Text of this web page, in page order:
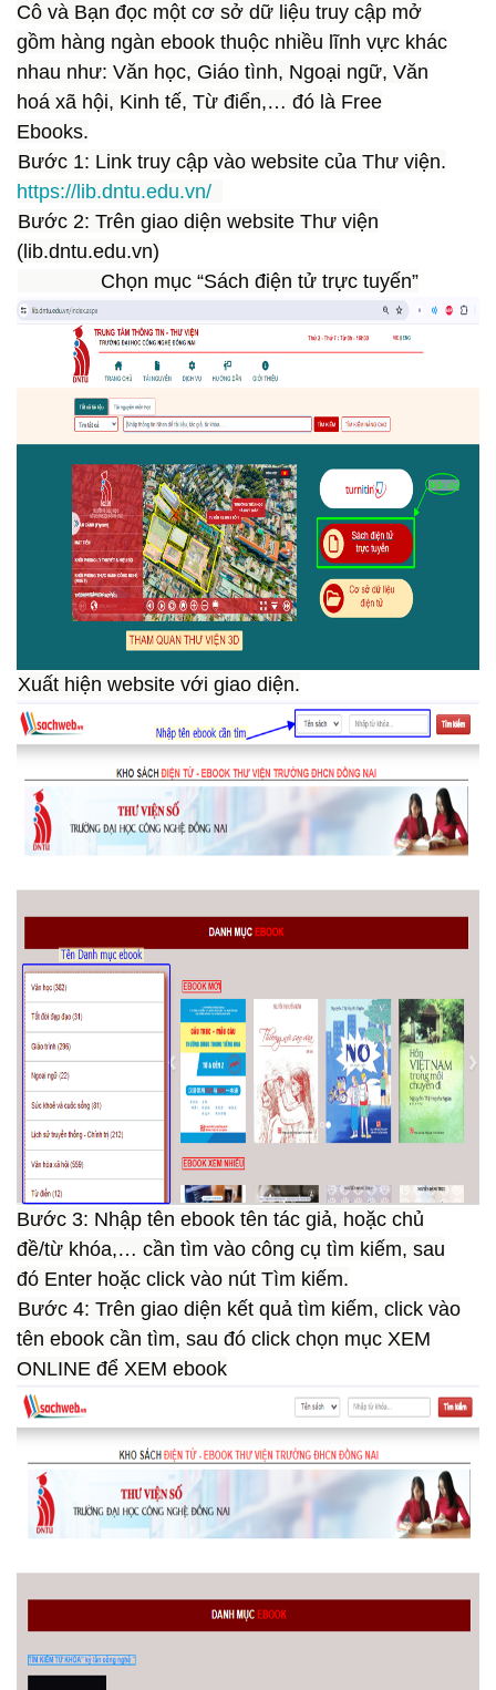
Cô và Bạn đọc một cơ sở dữ liệu truy cập mở
gồm hàng ngàn ebook thuộc nhiều lĩnh vực khác
nhau như: Văn học, Giáo tình, Ngoại ngữ, Văn
hoá xã hội, Kinh tế, Từ điển,… đó là Free
Ebooks.
Bước 1: Link truy cập vào website của Thư viện.
https://lib.dntu.edu.vn/
Bước 2: Trên giao diện website Thư viện
(lib.dntu.edu.vn)
Chọn mục “Sách điện tử trực tuyến”
Xuất hiện website với giao diện.
Bước 3: Nhập tên ebook tên tác giả, hoặc chủ
đề/từ khóa,… cần tìm vào công cụ tìm kiếm, sau
đó Enter hoặc click vào nút Tìm kiếm.
Bước 4: Trên giao diện kết quả tìm kiếm, click vào
tên ebook cần tìm, sau đó click chọn mục XEM
ONLINE để XEM ebook